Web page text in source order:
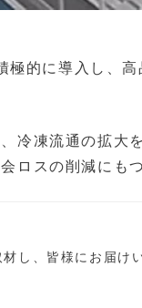
的に導入し、
冷凍流通の拡大
ロスの削減にも
し、皆様にお届け